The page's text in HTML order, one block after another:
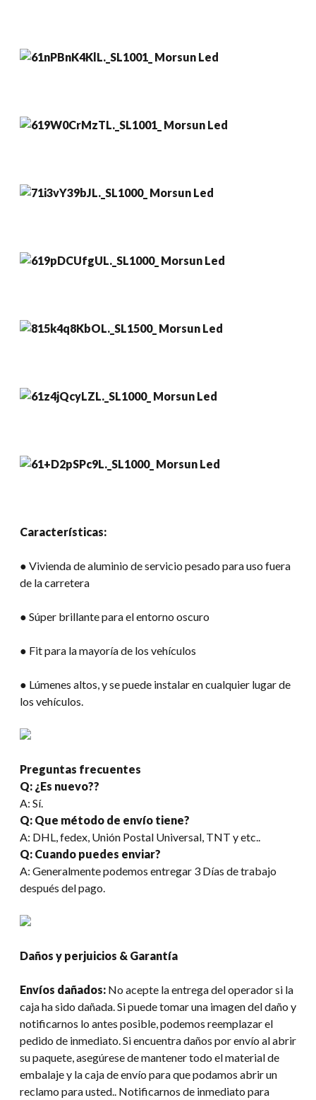
Características:
● Vivienda de aluminio de servicio pesado para uso fuera
de la carretera
● Súper brillante para el entorno oscuro
● Fit para la mayoría de los vehículos
● Lúmenes altos, y se puede instalar en cualquier lugar de
los vehículos.
Preguntas frecuentes
Q: ¿Es nuevo??
A: Sí.
Q: Que método de envío tiene?
A: DHL, fedex, Unión Postal Universal, TNT y etc..
Q: Cuando puedes enviar?
A: Generalmente podemos entregar 3 Días de trabajo
después del pago.
Daños y perjuicios & Garantía
Envíos dañados: No acepte la entrega del operador si la
caja ha sido dañada. Si puede tomar una imagen del daño y
notificarnos lo antes posible, podemos reemplazar el
pedido de inmediato. Si encuentra daños por envío al abrir
su paquete, asegúrese de mantener todo el material de
embalaje y la caja de envío para que podamos abrir un
reclamo para usted.. Notificarnos de inmediato para